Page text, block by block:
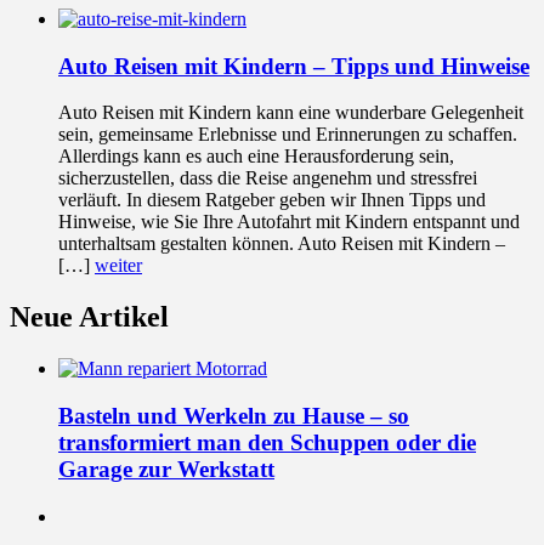
Auto Reisen mit Kindern – Tipps und Hinweise
Auto Reisen mit Kindern kann eine wunderbare Gelegenheit
sein, gemeinsame Erlebnisse und Erinnerungen zu schaffen.
Allerdings kann es auch eine Herausforderung sein,
sicherzustellen, dass die Reise angenehm und stressfrei
verläuft. In diesem Ratgeber geben wir Ihnen Tipps und
Hinweise, wie Sie Ihre Autofahrt mit Kindern entspannt und
unterhaltsam gestalten können. Auto Reisen mit Kindern –
[…] weiter
Neue Artikel
Basteln und Werkeln zu Hause – so
transformiert man den Schuppen oder die
Garage zur Werkstatt